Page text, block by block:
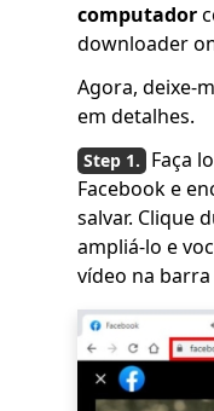
computador
downloader
Agora, deixe-
em detalhes.
Faça
Facebook e
salvar. Clique
ampliá-lo e
vídeo na